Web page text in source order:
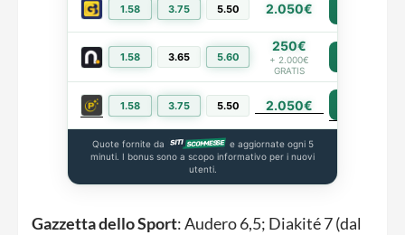
1.58 3.75 5.50 2.050€
1.58 3.65 5.60
250€
+ 2.000€
GRATIS
1.58 3.75 5.50 2.050€
Quote fornite da
e aggiornate ogni 5
minuti. I bonus sono a scopo informativo per i nuovi
utenti.
Gazzetta dello Sport: Audero 6,5; Diakité 7 (dal